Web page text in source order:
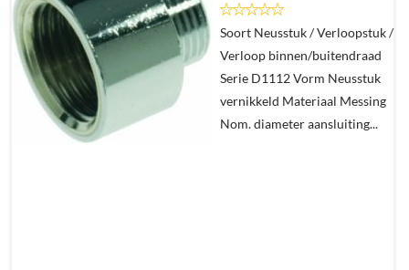
Details
In
winkelmand
Soort Neusstuk / Verloopstuk /
Verloop binnen/buitendraad
Serie D1112 Vorm Neusstuk
vernikkeld Materiaal Messing
Nom. diameter aansluiting...